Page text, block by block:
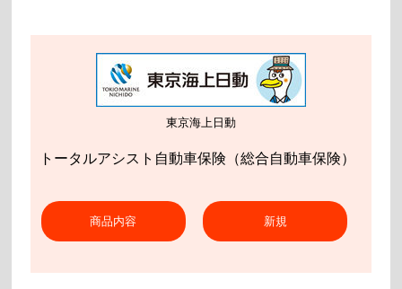
東京海上日動
トータルアシスト自動車保険（総合自動車保険）
商品内容 新規